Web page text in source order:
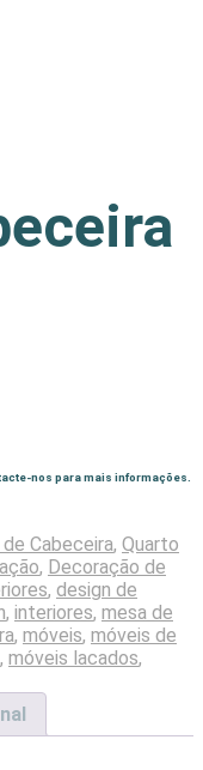
nos para mais informações.
Cabeceira, Quarto
, Decoração de
, design de
, interiores, mesa de
, móveis, móveis de
, móveis lacados,